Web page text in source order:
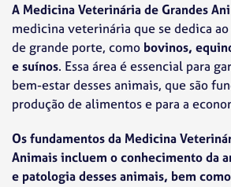
A Medicina Veterinária de Grandes
medicina veterinária que se dedica
de grande porte, como bovinos,
e suínos. Essa área é essencial para
bem-estar desses animais, que são
produção de alimentos e para a
Os fundamentos da Medicina
Animais incluem o conhecimento da
e patologia desses animais, bem